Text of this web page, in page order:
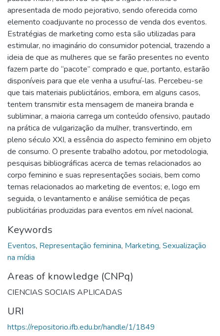
apresentada de modo pejorativo, sendo oferecida como
elemento coadjuvante no processo de venda dos eventos.
Estratégias de marketing como esta são utilizadas para
estimular, no imaginário do consumidor potencial, trazendo a
ideia de que as mulheres que se farão presentes no evento
fazem parte do “pacote” comprado e que, portanto, estarão
disponíveis para que ele venha a usufruí-las. Percebeu-se
que tais materiais publicitários, embora, em alguns casos,
tentem transmitir esta mensagem de maneira branda e
subliminar, a maioria carrega um conteúdo ofensivo, pautado
na prática de vulgarização da mulher, transvertindo, em
pleno século XXI, a essência do aspecto feminino em objeto
de consumo. O presente trabalho adotou, por metodologia,
pesquisas bibliográficas acerca de temas relacionados ao
corpo feminino e suas representações sociais, bem como
temas relacionados ao marketing de eventos; e, logo em
seguida, o levantamento e análise semiótica de peças
publicitárias produzidas para eventos em nível nacional.
Keywords
Eventos, Representação feminina, Marketing, Sexualização
na mídia
Areas of knowledge (CNPq)
CIENCIAS SOCIAIS APLICADAS
URI
https://repositorio.ifb.edu.br/handle/1/1849